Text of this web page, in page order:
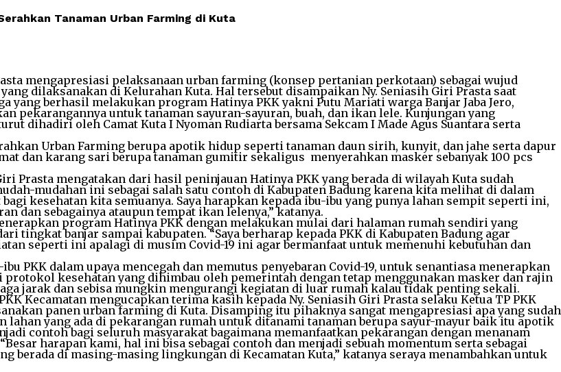
Tanaman Urban Farming di Kuta
mengapresiasi pelaksanaan urban farming (konsep pertanian perkotaan) sebagai wujud
dilaksanakan di Kelurahan Kuta. Hal tersebut disampaikan Ny. Seniasih Giri Prasta saat
berhasil melakukan program Hatinya PKK yakni Putu Mariati warga Banjar Jaba Jero,
pekarangannya untuk tanaman sayuran-sayuran, buah, dan ikan lele. Kunjungan yang
dihadiri oleh Camat Kuta I Nyoman Rudiarta bersama Sekcam I Made Agus Suantara serta
Urban Farming berupa apotik hidup seperti tanaman daun sirih, kunyit, dan jahe serta dapur
dan karang sari berupa tanaman gumitir sekaligus menyerahkan masker sebanyak 100 pcs
Prasta mengatakan dari hasil peninjauan Hatinya PKK yang berada di wilayah Kuta sudah
mudahan ini sebagai salah satu contoh di Kabupaten Badung karena kita melihat di dalam
kesehatan kita semuanya. Saya harapkan kepada ibu-ibu yang punya lahan sempit seperti ini,
dan sebagainya ataupun tempat ikan lelenya,” katanya.
program Hatinya PKK dengan melakukan mulai dari halaman rumah sendiri yang
tingkat banjar sampai kabupaten. “Saya berharap kepada PKK di Kabupaten Badung agar
seperti ini apalagi di musim Covid-19 ini agar bermanfaat untuk memenuhi kebutuhan dan
PKK dalam upaya mencegah dan memutus penyebaran Covid-19, untuk senantiasa menerapkan
kesehatan yang dihimbau oleh pemerintah dengan tetap menggunakan masker dan rajin
jarak dan sebisa mungkin mengurangi kegiatan di luar rumah kalau tidak penting sekali.
Kecamatan mengucapkan terima kasih kepada Ny. Seniasih Giri Prasta selaku Ketua TP PKK
panen urban farming di Kuta. Disamping itu pihaknya sangat mengapresiasi apa yang sudah
lahan yang ada di pekarangan rumah untuk ditanami tanaman berupa sayur-mayur baik itu apotik
contoh bagi seluruh masyarakat bagaimana memanfaatkan pekarangan dengan menanam
harapan kami, hal ini bisa sebagai contoh dan menjadi sebuah momentum serta sebagai
berada di masing-masing lingkungan di Kecamatan Kuta,” katanya seraya menambahkan untuk